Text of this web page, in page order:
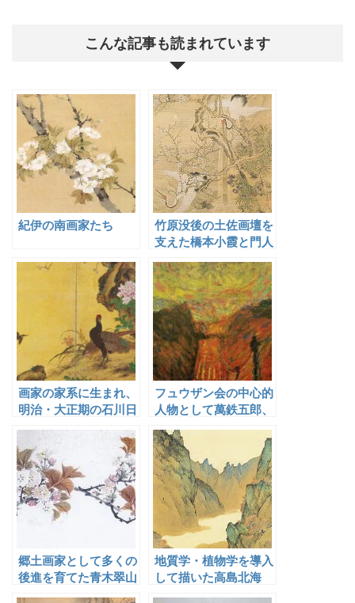
こんな記事も読まれています
紀伊の南画家たち
竹原没後の土佐画壇を
支えた橋本小霞と門人
画家の家系に生まれ、
明治・大正期の石川日
本画壇で重鎮として活
躍した中浜松香
フュウザン会の中心的
人物として萬鉄五郎、
岸田劉生らとともに活
動した川上涼花
郷土画家として多くの
後進を育てた青木翠山
と利根沼田の門人
地質学・植物学を導入
して描いた高島北海